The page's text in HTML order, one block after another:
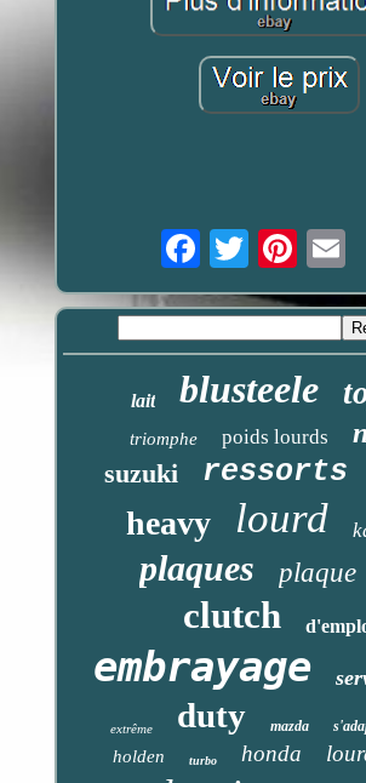
lait blusteele
triomphe poids lourds
suzuki ressorts
heavy lourd
plaques plaque
clutch
embrayage
extrême duty mazda
holden turbo honda